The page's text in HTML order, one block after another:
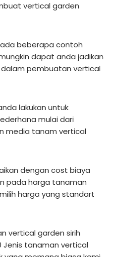
vertical garden
beberapa contoh
dapat anda jadikan
pembuatan vertical
lakukan untuk
mulai dari
media tanam vertical
dengan cost biaya
pada harga tanaman
harga yang standart
vertical garden sirih
Jenis tanaman vertical